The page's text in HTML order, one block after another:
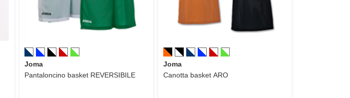
Joma
Pantaloncino basket REVERSIBILE
Joma
Canotta basket ARO